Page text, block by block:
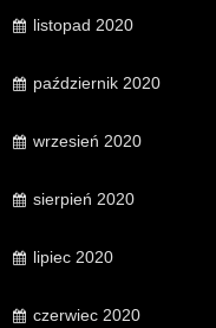
listopad 2020
październik 2020
wrzesień 2020
sierpień 2020
lipiec 2020
czerwiec 2020